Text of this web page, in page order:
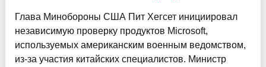
Глава Минобороны США Пит Хегсет инициировал
независимую проверку продуктов Microsoft,
используемых американским военным ведомством,
из-за участия китайских специалистов. Министр